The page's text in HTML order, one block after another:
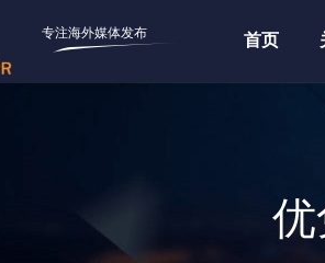
专注海外媒体发布 首页